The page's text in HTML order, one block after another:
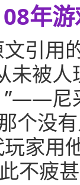
年
引用
未被
”——尼
个没
家用
不疲